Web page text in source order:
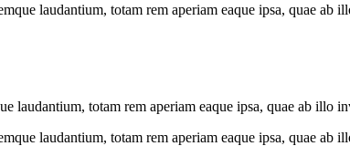
laudantium, totam rem aperiam eaque ipsa, quae ab
laudantium, totam rem aperiam eaque ipsa, quae ab illo
laudantium, totam rem aperiam eaque ipsa, quae ab